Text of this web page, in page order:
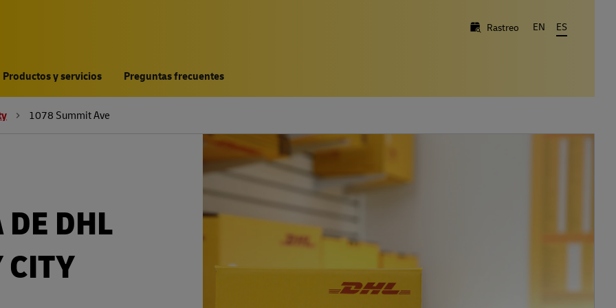
Rastreo EN ES
Productos y servicios Preguntas frecuentes
1078 Summit Ave
DE DHL
CITY